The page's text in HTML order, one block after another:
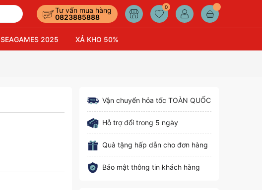
Tư vấn mua hàng
0823885888
0
SEAGAMES 2025 XẢ KHO 50%
Vận chuyển hỏa tốc TOÀN QUỐC
Hỗ trợ đổi trong 5 ngày
Quà tặng hấp dẫn cho đơn hàng
Bảo mật thông tin khách hàng